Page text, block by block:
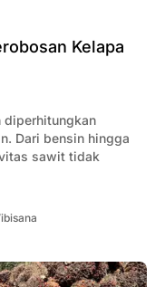
Kelapa
diperhitungkan
Dari bensin hingga
sawit tidak